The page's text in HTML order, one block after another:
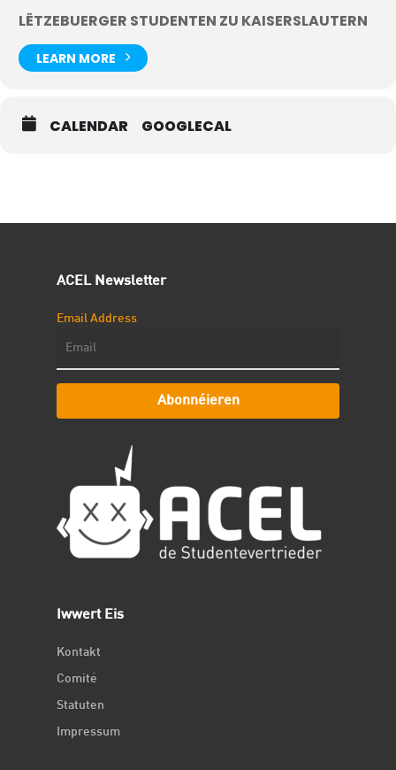
LËTZEBUERGER STUDENTEN ZU KAISERSLAUTERN
LEARN MORE
CALENDAR GOOGLECAL
ACEL Newsletter
Email Address
Abonnéieren
Iwwert Eis
Kontakt
Comité
Statuten
Impressum